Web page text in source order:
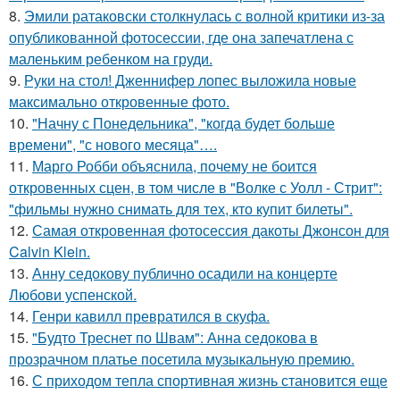
8. Эмили ратаковски столкнулась с волной критики из-за
опубликованной фотосессии, где она запечатлена с
маленьким ребенком на груди.
9. Руки на стол! Дженнифер лопес выложила новые
максимально откровенные фото.
10. "Начну с Понедельника", "когда будет больше
времени", "с нового месяца"….
11. Марго Робби объяснила, почему не боится
откровенных сцен, в том числе в "Волке с Уолл - Стрит":
"фильмы нужно снимать для тех, кто купит билеты".
12. Самая откровенная фотосессия дакоты Джонсон для
Calvin Klein.
13. Анну седокову публично осадили на концерте
Любови успенской.
14. Генри кавилл превратился в скуфа.
15. "Будто Треснет по Швам": Анна седокова в
прозрачном платье посетила музыкальную премию.
16. С приходом тепла спортивная жизнь становится еще